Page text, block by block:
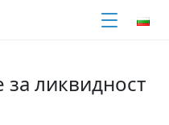
ликвидност